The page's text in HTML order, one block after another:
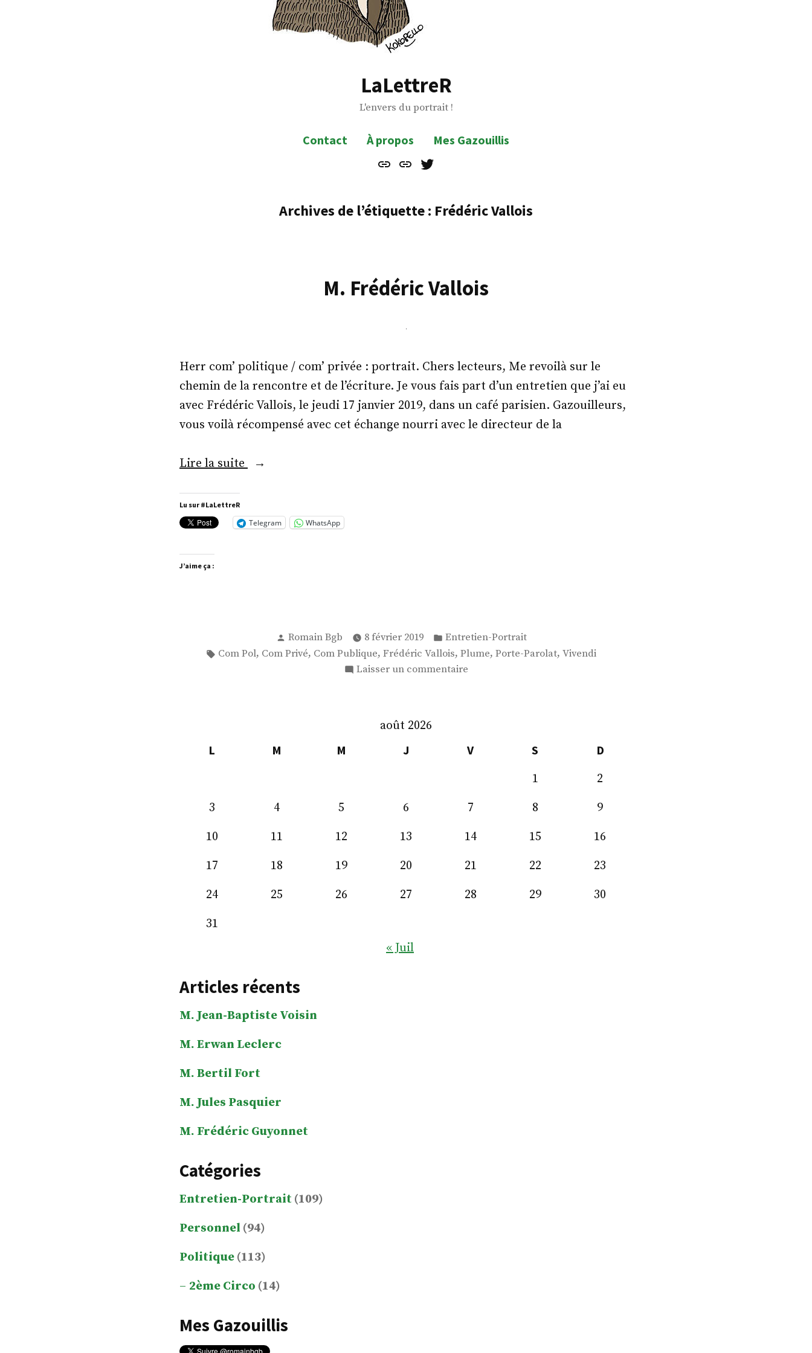
LaLettreR
L'envers du portrait !
Contact À propos
Mes Gazouillis
Contact
À
Mes
Archives de l’étiquette : Frédéric Vallois
M. Frédéric Vallois
Herr com’ politique / com’ privée : portrait. Chers lecteurs, Me revoilà sur le
chemin de la rencontre et de l’écriture. Je vous fais part d’un entretien que j’ai eu
avec Frédéric Vallois, le jeudi 17 janvier 2019, dans un café parisien. Gazouilleurs,
vous voilà récompensé avec cet échange nourri avec le directeur de la
Lire la suite « M.
Lu sur #LaLettreR
Telegram WhatsApp
J’aime ça :
Publié
par
Romain Bgb 8 février 2019
Publié
dans
Entretien-Portrait
Étiquettes :
Com Pol, Com Privé, Com Publique, Frédéric Vallois, Plume, Porte-Parolat, Vivendi
Laisser un commentairesur
août 2026
L
M M J V S
D
1
2
3
4 5 6 7 8
9
10
11 12 13 14 15
16
17
18 19 20 21 22
23
24
25 26 27 28 29
30
31
« Juil
Articles récents
M. Jean-Baptiste Voisin
M. Erwan Leclerc
M. Bertil Fort
M. Jules Pasquier
M. Frédéric Guyonnet
Catégories
Entretien-Portrait (109)
Personnel (94)
Politique (113)
2ème Circo (14)
Mes Gazouillis